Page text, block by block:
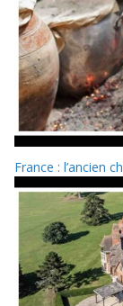
France : l’ancien